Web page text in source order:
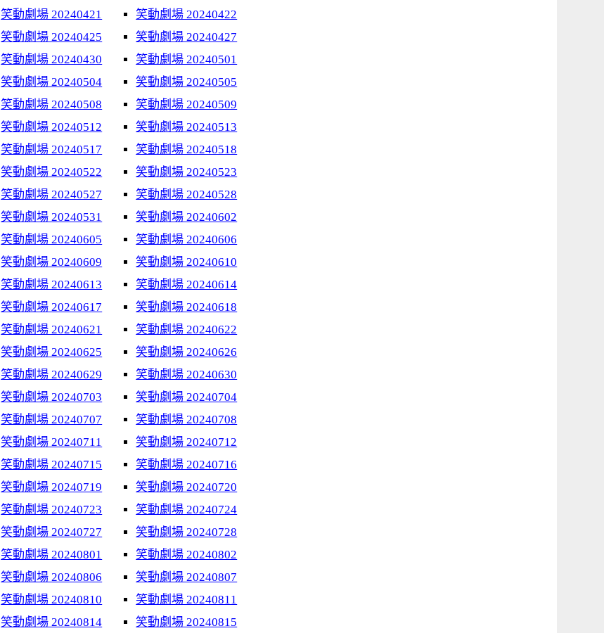
笑動劇場 20240421
笑動劇場 20240422
笑動劇場 20240425
笑動劇場 20240427
笑動劇場 20240430
笑動劇場 20240501
笑動劇場 20240504
笑動劇場 20240505
笑動劇場 20240508
笑動劇場 20240509
笑動劇場 20240512
笑動劇場 20240513
笑動劇場 20240517
笑動劇場 20240518
笑動劇場 20240522
笑動劇場 20240523
笑動劇場 20240527
笑動劇場 20240528
笑動劇場 20240531
笑動劇場 20240602
笑動劇場 20240605
笑動劇場 20240606
笑動劇場 20240609
笑動劇場 20240610
笑動劇場 20240613
笑動劇場 20240614
笑動劇場 20240617
笑動劇場 20240618
笑動劇場 20240621
笑動劇場 20240622
笑動劇場 20240625
笑動劇場 20240626
笑動劇場 20240629
笑動劇場 20240630
笑動劇場 20240703
笑動劇場 20240704
笑動劇場 20240707
笑動劇場 20240708
笑動劇場 20240711
笑動劇場 20240712
笑動劇場 20240715
笑動劇場 20240716
笑動劇場 20240719
笑動劇場 20240720
笑動劇場 20240723
笑動劇場 20240724
笑動劇場 20240727
笑動劇場 20240728
笑動劇場 20240801
笑動劇場 20240802
笑動劇場 20240806
笑動劇場 20240807
笑動劇場 20240810
笑動劇場 20240811
笑動劇場 20240814 笑動劇場 20240815